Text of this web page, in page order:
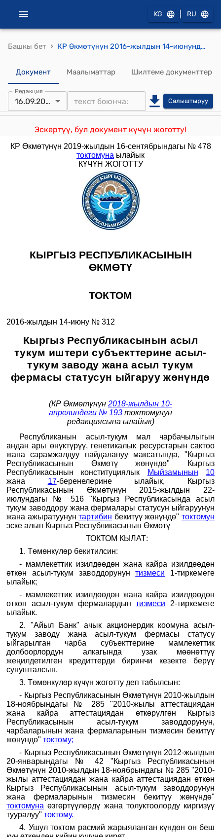
KG RU
Башкы бет › КР Өкмөтүнүн 2016-жылдын 14-июнундагы № 312 "Кыргыз Республикасынын асыл тукум иштери субъекттерине асыл-тукум заводу жана асыл тукум фермасы статусун ыйгаруу жөнүндө" токтому
Документ Маалыматтар Шилтеме документтер
Редакция
16.09.2019 Салыштыруу
Эскертүү, бул документ күчүн жоготту!